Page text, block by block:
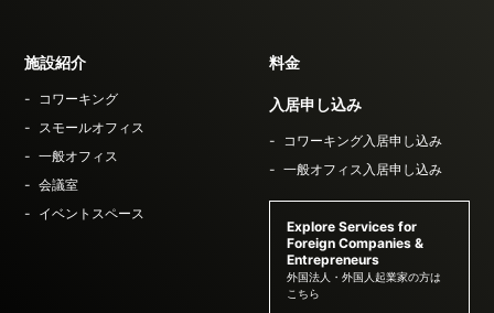
施設紹介
コワーキング
スモールオフィス
一般オフィス
会議室
イベントスペース
料金
入居申し込み
コワーキング入居申し込み
一般オフィス入居申し込み
Explore Services for
Foreign Companies &
Entrepreneurs
外国法人・外国人起業家の方は
こちら